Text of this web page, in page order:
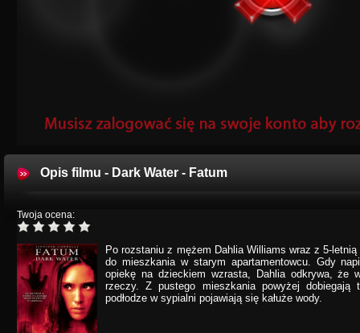
Opis filmu - Dark Water - Fatum
Twoja ocena:
Po rozstaniu z mężem Dahlia Williams wraz z 5-
do mieszkania w starym apartamentowcu. Gdy
opiekę na dzieckiem wzrasta, Dahlia odkrywa, że
rzeczy. Z pustego mieszkania powyżej dobiegają
podłodze w sypialni pojawiają się kałuże wody.